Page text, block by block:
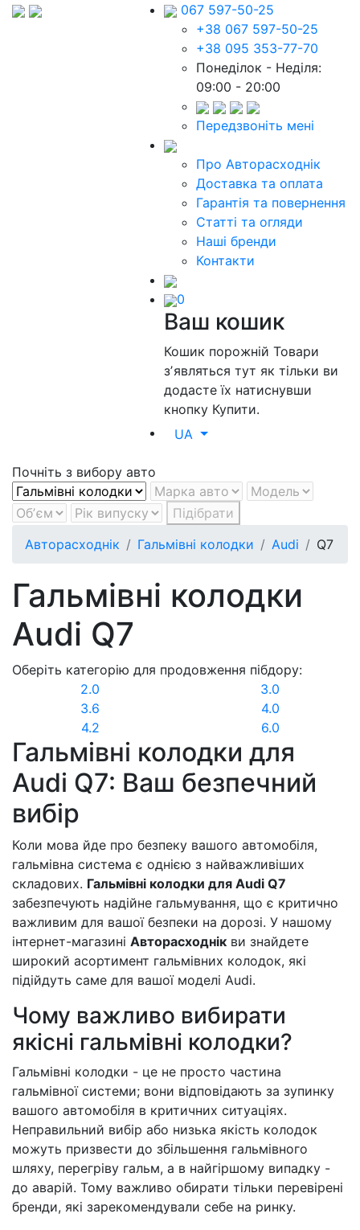
067 597-50-25
+38 067 597-50-25
+38 095 353-77-70
Понеділок - Неділя:
09:00 - 20:00
Передзвоніть мені
Про Авторасходнік
Доставка та оплата
Гарантія та повернення
Статті та огляди
Наші бренди
Контакти
0
Ваш кошик
Кошик порожнійТовари
зʼявляться тут як тільки ви
додасте їх натиснувши
кнопку Купити.
UA
Почніть з вибору авто
Підібрати
Авторасходнік
Гальмівні колодки Audi Q7
Гальмівні колодки
Audi Q7
Оберіть категорію для продовження пібдору:
2.0
3.0
3.6
4.0
4.2
6.0
Гальмівні колодки для
Audi Q7: Ваш безпечний
вибір
Коли мова йде про безпеку вашого автомобіля,
гальмівна система є однією з найважливіших
складових. Гальмівні колодки для Audi Q7
забезпечують надійне гальмування, що є критично
важливим для вашої безпеки на дорозі. У нашому
інтернет-магазині Авторасходнік ви знайдете
широкий асортимент гальмівних колодок, які
підійдуть саме для вашої моделі Audi.
Чому важливо вибирати
якісні гальмівні колодки?
Гальмівні колодки - це не просто частина
гальмівної системи; вони відповідають за зупинку
вашого автомобіля в критичних ситуаціях.
Неправильний вибір або низька якість колодок
можуть призвести до збільшення гальмівного
шляху, перегріву гальм, а в найгіршому випадку -
до аварій. Тому важливо обирати тільки перевірені
бренди, які зарекомендували себе на ринку.